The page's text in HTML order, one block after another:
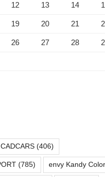
12 13 14
19 20 21
26 27 28
CADCARS (406)
(785) envy Kandy Color